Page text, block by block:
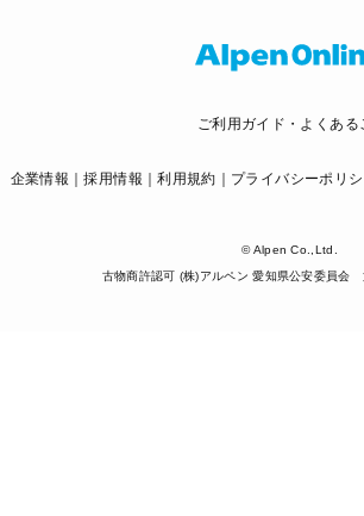
ご利用ガイド・よくある
企業情報 採用情報 利用規約 プライバシーポリ
© Alpen Co.,Ltd.
古物商許認可 (株)アルペン 愛知県公安委員